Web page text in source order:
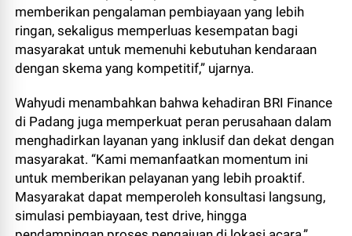
memberikan pengalaman pembiayaan yang lebih
ringan, sekaligus memperluas kesempatan bagi
masyarakat untuk memenuhi kebutuhan kendaraan
dengan skema yang kompetitif,” ujarnya.
Wahyudi menambahkan bahwa kehadiran BRI Finance
di Padang juga memperkuat peran perusahaan dalam
menghadirkan layanan yang inklusif dan dekat dengan
masyarakat. “Kami memanfaatkan momentum ini
untuk memberikan pelayanan yang lebih proaktif.
Masyarakat dapat memperoleh konsultasi langsung,
simulasi pembiayaan, test drive, hingga